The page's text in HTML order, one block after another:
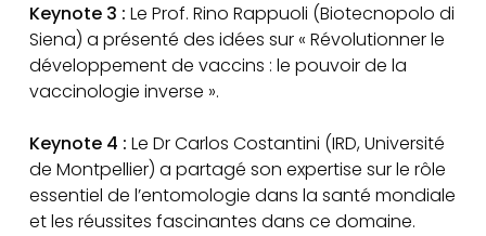
Keynote 3 : Le Prof. Rino Rappuoli (Biotecnopolo di
Siena) a présenté des idées sur « Révolutionner le
développement de vaccins : le pouvoir de la
vaccinologie inverse ».
Keynote 4 : Le Dr Carlos Costantini (IRD, Université
de Montpellier) a partagé son expertise sur le rôle
essentiel de l’entomologie dans la santé mondiale
et les réussites fascinantes dans ce domaine.